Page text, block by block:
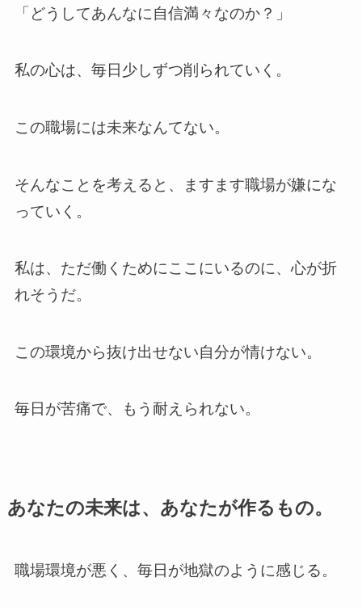
「どうしてあんなに自信満々なのか？」
私の心は、毎日少しずつ削られていく。
この職場には未来なんてない。
そんなことを考えると、ますます職場が嫌にな
っていく。
私は、ただ働くためにここにいるのに、心が折
れそうだ。
この環境から抜け出せない自分が情けない。
毎日が苦痛で、もう耐えられない。
あなたの未来は、あなたが作るもの。
職場環境が悪く、毎日が地獄のように感じる。